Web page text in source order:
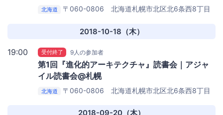
北海道
〒060-0806 北海道札幌市北区北6条西8丁目
2018-10-18（木）
19:00 受付終了 9人の参加者
第1回『進化的アーキテクチャ』読書会｜アジャ
イル読書会@札幌
北海道
〒060-0806 北海道札幌市北区北6条西8丁目
2018-09-20（木）